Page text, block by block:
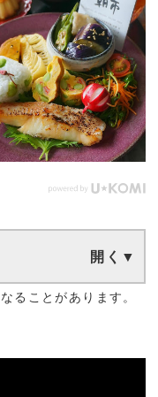
ることがあります。